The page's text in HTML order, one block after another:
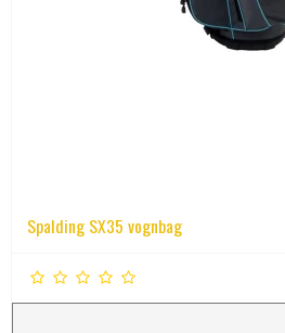
Spalding SX35 vognbag